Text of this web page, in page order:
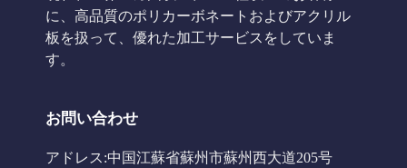
に、高品質のポリカーボネートおよびアクリル
板を扱って、優れた加工サービスをしていま
す。
お問い合わせ
アドレス:中国江蘇省蘇州市蘇州西大道205号